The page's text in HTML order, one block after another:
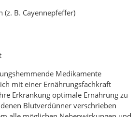
(z. B. Cayennepfeffer)
Medikamente
mit einer Ernährungsfachkraft
Erkrankung optimale Ernährung zu
Blutverdünner verschrieben